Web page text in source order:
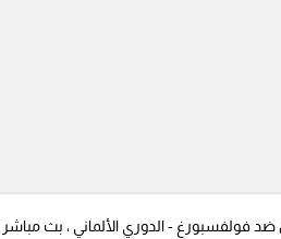
ضد فولفسبورغ - الدوري الألماني ، بث مباشر